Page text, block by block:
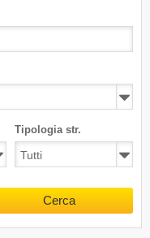
Tipologia str.
Cerca